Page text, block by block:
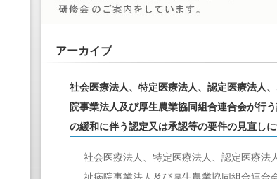
アーカイブ
社会医療法人、特定医療法人、認定医療法人
院事業法人及び厚生農業協同組合連合会が行
の緩和に伴う認定又は承認等の要件の見直し
社会医療法人、特定医療法人、認定医療法